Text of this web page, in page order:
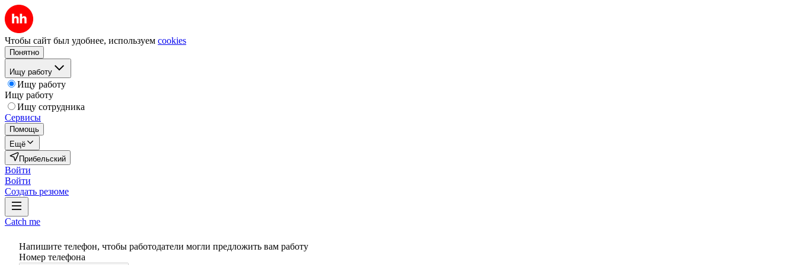
Чтобы сайт был удобнее, используем cookies
Понятно
Ищу работу
Ищу работу
Ищу работу
Ищу сотрудника
Сервисы
Помощь
Ещё
Прибельский
Войти
Войти
Создать резюме
Catch me
Напишите телефон, чтобы работодатели могли предложить вам работу
Номер телефона